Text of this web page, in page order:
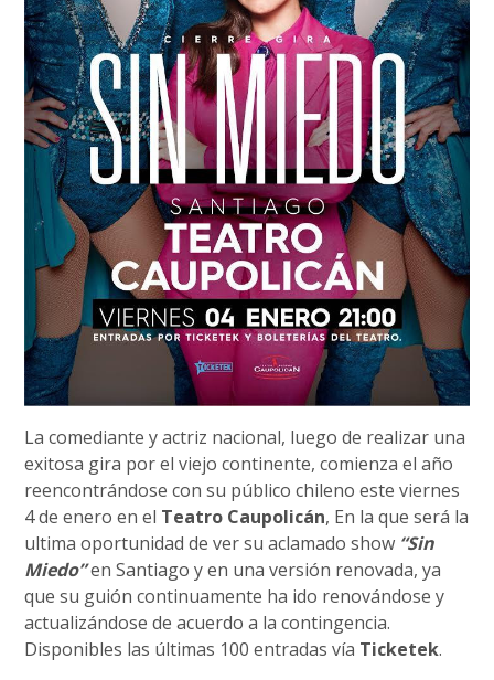
La comediante y actriz nacional, luego de realizar una
exitosa gira por el viejo continente, comienza el año
reencontrándose con su público chileno este viernes
4 de enero en el Teatro Caupolicán, En la que será la
ultima oportunidad de ver su aclamado show “Sin
Miedo”en Santiago y en una versión renovada, ya
que su guión continuamente ha ido renovándose y
actualizándose de acuerdo a la contingencia.
Disponibles las últimas 100 entradas vía Ticketek.